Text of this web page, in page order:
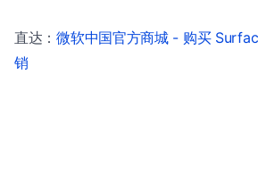
直达：微软中国官方商城 - 购买
销